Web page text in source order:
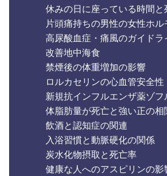
休みの日に座っている時間と
片頭痛持ちの男性の女性ホル
高尿酸血症・痛風のガイドラ
改善地中海食
禁煙後の体重増加の影響
ロルカセリンの心血管安全性
新規抗インフルエンザ薬ゾフ
体脂肪量が死亡と強い正の相
飲酒と認知症の関連
入浴習慣と動脈硬化の関係
炭水化物摂取と死亡率
健康な人へのアスピリンの影